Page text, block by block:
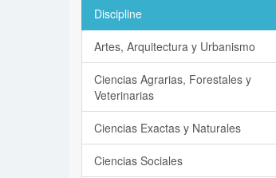
Discipline
Artes, Arquitectura y Urbanismo
Ciencias Agrarias, Forestales y
Veterinarias
Ciencias Exactas y Naturales
Ciencias Sociales